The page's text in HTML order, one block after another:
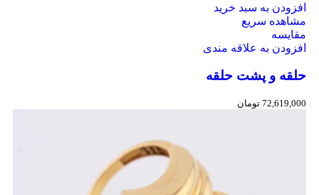
افزودن به سبد خرید
مشاهده سریع
مقایسه
افزودن به علاقه مندی
حلقه و پشت حلقه
72,619,000 تومان